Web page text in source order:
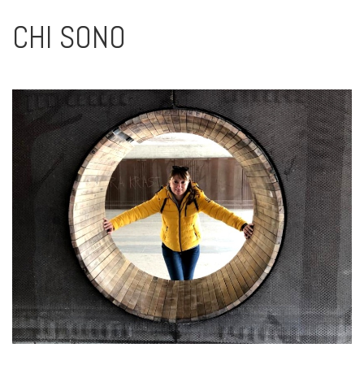
CHI SONO